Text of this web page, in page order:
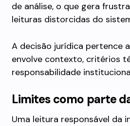
de análise, o que gera
leituras distorcidas do
A decisão jurídica pertence
envolve contexto, critérios
responsabilidade
Limites como parte
Uma leitura responsável da